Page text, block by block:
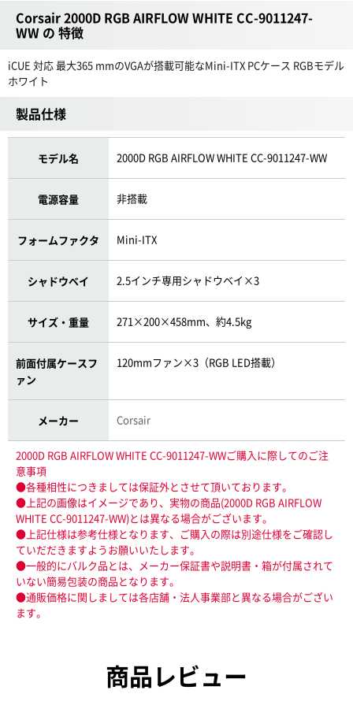
Corsair 2000D RGB AIRFLOW WHITE CC-9011247-
WW の 特徴
iCUE 対応 最大365 mmのVGAが搭載可能なMini-ITX PCケース RGBモデル
ホワイト
製品仕様
モデル名 2000D RGB AIRFLOW WHITE CC-9011247-WW
電源容量 非搭載
フォームファクタ Mini-ITX
シャドウベイ 2.5インチ専用シャドウベイ×3
サイズ・重量 271×200×458mm、約4.5kg
前面付属ケースフ
ァン
120mmファン×3（RGB LED搭載）
メーカー Corsair
2000D RGB AIRFLOW WHITE CC-9011247-WWご購入に際してのご注
意事項
●各種相性につきましては保証外とさせて頂いております。
●上記の画像はイメージであり、実物の商品(2000D RGB AIRFLOW
WHITE CC-9011247-WW)とは異なる場合がございます。
●上記仕様は参考仕様となります、ご購入の際は別途仕様をご確認し
ていだだきますようお願いいたします。
●一般的にバルク品とは、メーカー保証書や説明書・箱が付属されて
いない簡易包装の商品となります。
●通販価格に関しましては各店舗・法人事業部と異なる場合がござい
ます。
商品レビュー